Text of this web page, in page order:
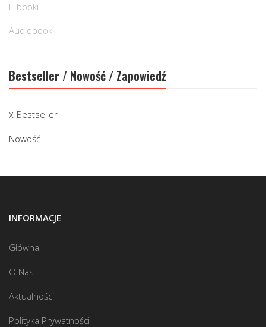
E-booki
Audiobooki
Bestseller / Nowość / Zapowiedź
Bestseller
Nowość
INFORMACJE
Główna
O Nas
Aktualności
Polityka Prywatności